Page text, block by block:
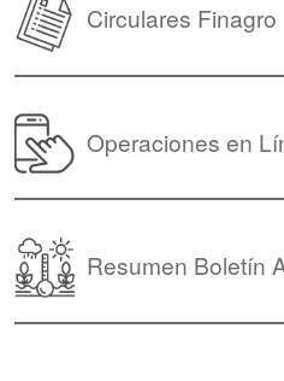
Circulares Finagro
Operaciones en
Resumen Boletín